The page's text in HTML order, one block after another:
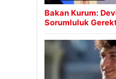
Bakan Kurum:
Sorumluluk